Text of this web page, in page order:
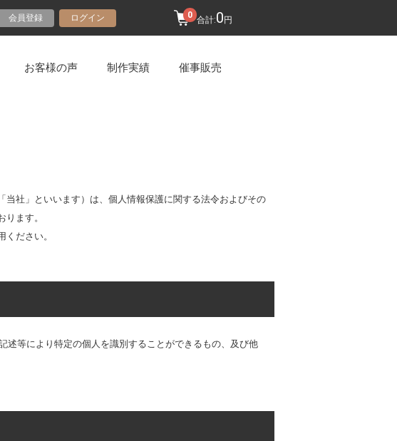
会員登録 ログイン 0 合計:0 円
お客様の声 制作実績 催事販売
社」といいます）は、個人情報保護に関する法令およびその
ます。
ださい。
述等により特定の個人を識別することができるもの、及び他